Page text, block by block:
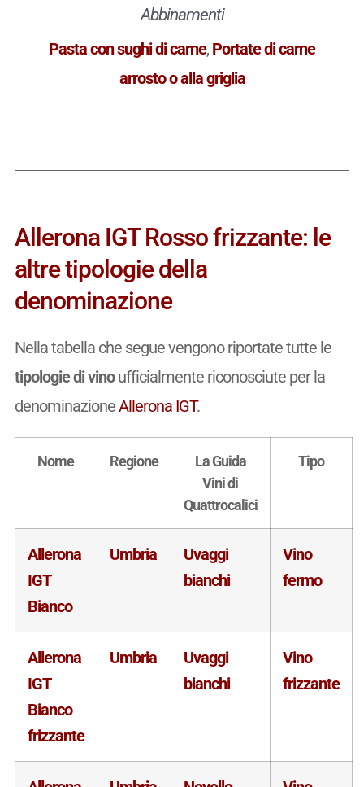
Abbinamenti
Pasta con sughi di carne, Portate di carne
arrosto o alla griglia
Allerona IGT Rosso frizzante: le
altre tipologie della
denominazione
Nella tabella che segue vengono riportate tutte le
tipologie di vinoufficialmente riconosciute per la
denominazioneAllerona IGT.
Nome Regione
La Guida
Vini di
Quattrocalici
Tipo
Allerona
IGT
Bianco
Umbria
Uvaggi
bianchi
Vino
fermo
Allerona
IGT
Bianco
frizzante
Umbria
Uvaggi
bianchi
Vino
frizzante